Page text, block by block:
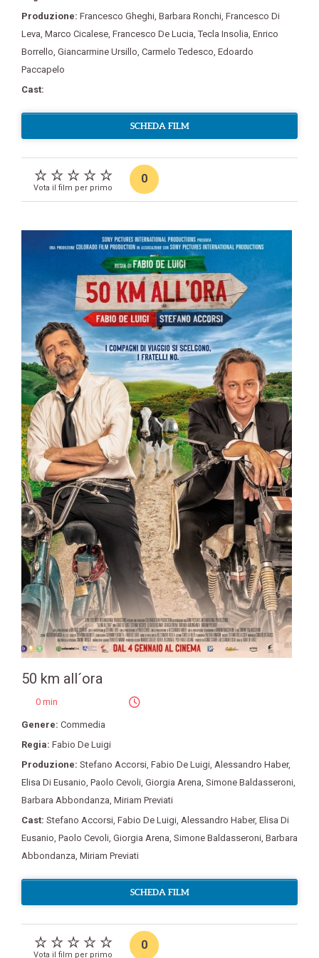
Produzione: Francesco Gheghi, Barbara Ronchi, Francesco Di
Leva, Marco Cicalese, Francesco De Lucia,Tecla Insolia, Enrico
Borrello, Giancarmine Ursillo, Carmelo Tedesco, Edoardo
Paccapelo
Cast:
SCHEDA FILM
Vota il film per primo
0
50 km all´ora
0 min
Genere: Commedia
Regia: Fabio De Luigi
Produzione: Stefano Accorsi, Fabio De Luigi, Alessandro Haber,
Elisa Di Eusanio, Paolo Cevoli, Giorgia Arena, Simone Baldasseroni,
Barbara Abbondanza, Miriam Previati
Cast: Stefano Accorsi, Fabio De Luigi, Alessandro Haber, Elisa Di
Eusanio, Paolo Cevoli, Giorgia Arena, Simone Baldasseroni, Barbara
Abbondanza, Miriam Previati
SCHEDA FILM
Vota il film per primo
0